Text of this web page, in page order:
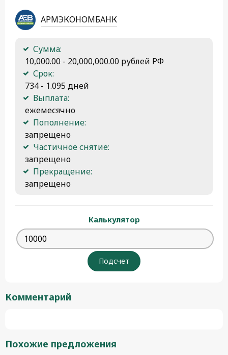
АРМЭКОНОМБАНК
Сумма:
10,000.00 - 20,000,000.00 рублей РФ
Срок:
734 - 1.095 дней
Выплата:
ежемесячно
Пополнение:
запрещено
Частичное снятие:
запрещено
Прекращение:
запрещено
Калькулятор
Комментарий
Похожие предложения